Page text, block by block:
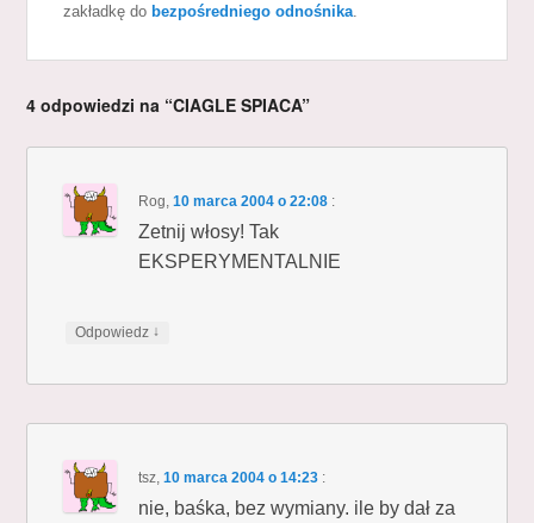
zakładkę do bezpośredniego odnośnika
4 odpowiedzi na “CIAGLE SPIACA”
Rog,10 marca 2004 o 22:08 :
Zetnij włosy! Tak
EKSPERYMENTALNIE
Odpowiedz ↓
tsz,10 marca 2004 o 14:23 :
nie, baśka, bez wymiany. ile by dał za